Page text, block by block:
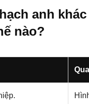
anh khác
nào?